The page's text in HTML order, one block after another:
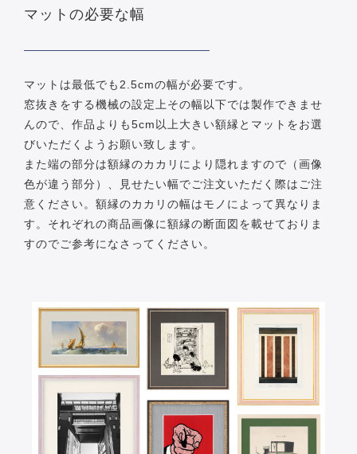
マットの必要な幅
マットは最低でも2.5cmの幅が必要です。
窓抜きをする機械の設定上その幅以下では製作できませ
んので、作品よりも5cm以上大きい額縁とマットをお選
びいただくようお願い致します。
また端の部分は額縁のカカリにより隠れますので（画像
色が違う部分）、見せたい幅でご注文いただく際はご注
意ください。額縁のカカリの幅はモノによって異なりま
す。それぞれの商品画像に額縁の断面図を載せておりま
すのでご参考になさってください。